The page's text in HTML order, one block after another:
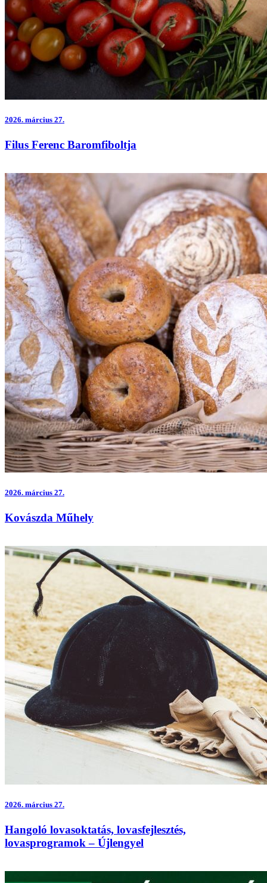
2026. március 27.
Filus Ferenc Baromfiboltja
2026. március 27.
Kovászda Műhely
2026. március 27.
Hangoló lovasoktatás, lovasfejlesztés,
lovasprogramok – Újlengyel